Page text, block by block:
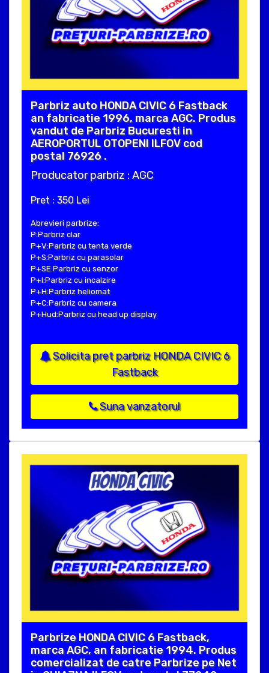
Parbriz auto HONDA CIVIC 6 Fastback
an fabricatie 1996, marca AGC. Produs
vandut de Parbriz Bucuresti in
AEROPORTUL OTOPENI ILFOV cod
postal 76926 .
Producator parbriz : AGC
Pret : 350 Lei
Abrevieri parbrize:
P:Parbriz clar
P+V:Parbriz cu tenta verde
P+S:Parbriz cu parasolar
P+SE:Parbriz cu senzor
P+I:Parbriz cu incalzire
P+H:Parbriz heliomat
P+C:Parbriz cu camera
P+Hud:Parbriz cu head up display
Solicita pret parbriz HONDA CIVIC 6
Fastback
Suna vanzatorul
Parbrize HONDA CIVIC 6 Fastback,
marca AGC, an fabricatie 1994. Produs
comercializat de catre Parbrize pe Net